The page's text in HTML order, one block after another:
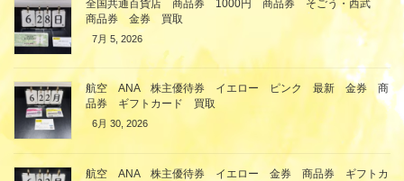
全国共通百貨店 商品券 1000円 商品券 そごう・西武
商品券 金券 買取
7月 5, 2026
航空 ANA 株主優待券 イエロー ピンク 最新 金券 商
品券 ギフトカード 買取
6月 30, 2026
航空 ANA 株主優待券 イエロー 金券 商品券 ギフトカ